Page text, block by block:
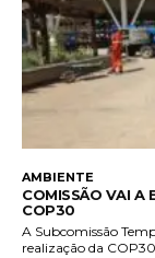
AMBIENTE
COMISSÃO VAI A
COP30
A Subcomissão
realização da